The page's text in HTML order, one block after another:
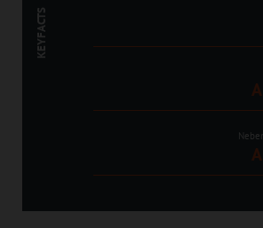
KEYFACTS